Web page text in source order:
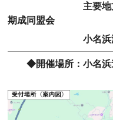
主要地方道いわ
期成同盟会
小名
◆開催場所：小名浜